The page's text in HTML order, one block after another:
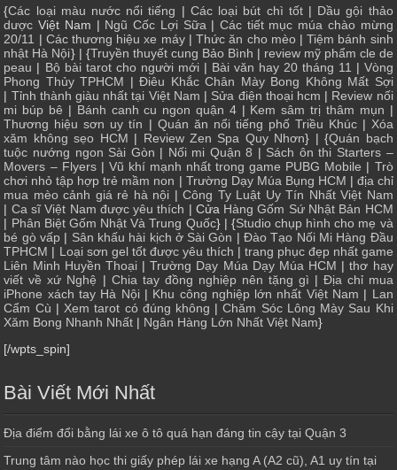
{Các loại màu nước nổi tiếng | Các loại bút chì tốt| Dầu gội thảo
dược Việt Nam | Ngũ Cốc Lợi Sữa | Các tiết mục múa chào mừng
20/11 | Các thương hiệu xe máy|Thức ăn cho mèo|Tiệm bánh sinh
nhật Hà Nội} | {Truyền thuyết cung Bảo Bình | review mỹ phẩm cle de
peau | Bộ bài tarot cho người mới| Bài văn hay 20 tháng 11 | Vòng
Phong Thủy TPHCM |Điêu Khắc Chân Mày Bong Không Mất Sợi
| Tỉnh thành giàu nhất tại Việt Nam | Sửa điện thoại hcm | Review nối
mi búp bê | Bánh canh cu ngon quận 4| Kem sâm trị thâm mụn |
Thương hiệu sơn uy tín | Quán ăn nổi tiếng phố Triều Khúc| Xóa
xăm không sẹo HCM | Review Zen Spa Quy Nhơn} | {Quán bạch
tuộc nướng ngon Sài Gòn | Nối mi Quận 8 | Sách ôn thi Starters –
Movers – Flyers| Vũ khí mạnh nhất trong game PUBG Mobile | Trò
chơi nhỏ tập hợp trẻ mầm non | Trường Dạy Múa Bụng HCM | địa chỉ
mua mèo cảnh giá rẻ hà nội |Công Ty Luật Uy Tín Nhất Việt Nam
| Ca sĩ Việt Nam được yêu thích | Cửa Hàng Gốm Sứ Nhật Bản HCM
| Phân Biệt Gốm Nhật Và Trung Quốc} | {Studio chụp hình cho mẹ và
bé gò vấp | Sân khấu hài kịch ở Sài Gòn |Đào Tạo Nối Mi Hàng Đầu
TPHCM | Loại sơn gel tốt được yêu thích | trang phục đẹp nhất game
Liên Minh Huyền Thoại|Trường Dạy Múa Dạy Múa HCM |thơ hay
viết về xứ Nghệ | Chia tay đồng nghiệp nên tặng gì | Địa chỉ mua
iPhone xách tay Hà Nội| Khu công nghiệp lớn nhất Việt Nam | Lan
Cẩm Cù | Xem tarot có đúng không |Chăm Sóc Lông Mày Sau Khi
Xăm Bong Nhanh Nhất | Ngân Hàng Lớn Nhất Việt Nam}
[/wpts_spin]
Bài Viết Mới Nhất
Địa điểm đổi bằng lái xe ô tô quá hạn đáng tin cậy tại Quận 3
Trung tâm nào học thi giấy phép lái xe hạng A (A2 cũ), A1 uy tín tại